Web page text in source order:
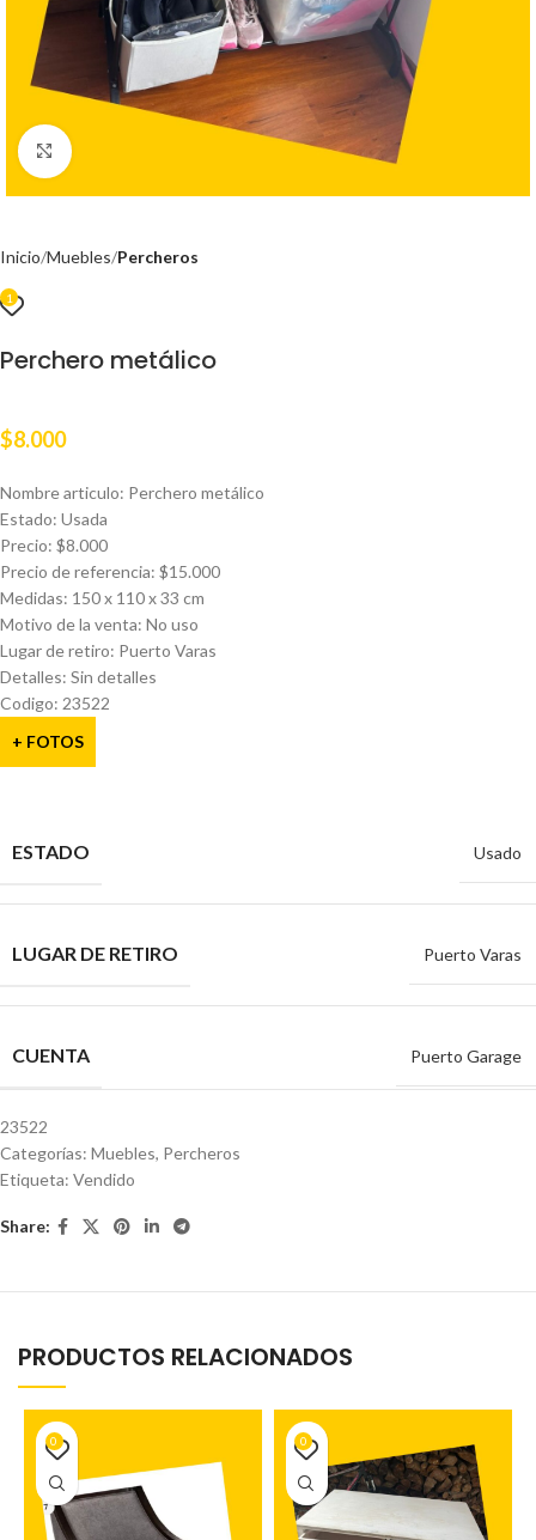
Clic para ampliar
Inicio Muebles Percheros
1
Perchero metálico
$8.000
Nombre articulo: Perchero metálico
Estado: Usada
Precio: $8.000
Precio de referencia: $15.000
Medidas: 150 x 110 x 33 cm
Motivo de la venta: No uso
Lugar de retiro: Puerto Varas
Detalles: Sin detalles
Codigo: 23522
+ FOTOS
ESTADO Usado
LUGAR DE RETIRO Puerto Varas
CUENTA Puerto Garage
23522
Categorías: Muebles, Percheros
Etiqueta: Vendido
Share:
PRODUCTOS RELACIONADOS
0 0